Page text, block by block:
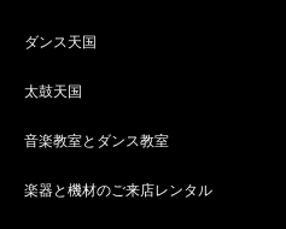
ダンス天国
太鼓天国
音楽教室とダンス教室
楽器と機材のご来店レンタル